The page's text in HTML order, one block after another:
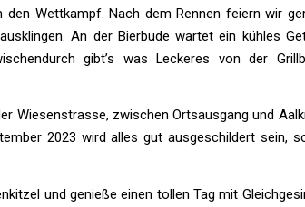
Wettkampf. Nach dem Rennen feiern wir
An der Bierbude wartet ein kühles
gibt’s was Leckeres von der
Wiesenstrasse, zwischen Ortsausgang und
2023 wird alles gut ausgeschildert sein,
und genieße einen tollen Tag mit